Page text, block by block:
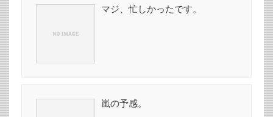
マジ、忙しかったです。
嵐の予感。